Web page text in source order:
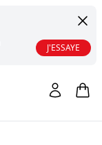
J'ESSAYE